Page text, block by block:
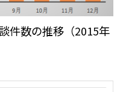
件数の推移（2015年